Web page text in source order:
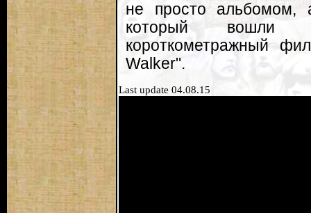
не просто альбомом,
который вошли
короткометражный
Walker".
Last update 04.08.15